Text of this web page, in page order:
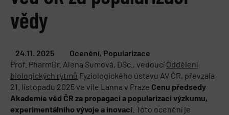
vědy
24.11. 2025 Ocenění, Popularizace
Prof. PharmDr. Alena Sumová, DSc., vedoucí Oddělení
biologických rytmů Fyziologického ústavu AV ČR, převzala
21. listopadu 2025 ve vile Lanna v Praze Cenu předsedy
Akademie věd ČR za propagaci a popularizaci výzkumu,
experimentálního vývoje a inovací . Toto ocenění je